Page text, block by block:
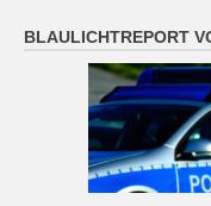
BLAULICHTREPORT